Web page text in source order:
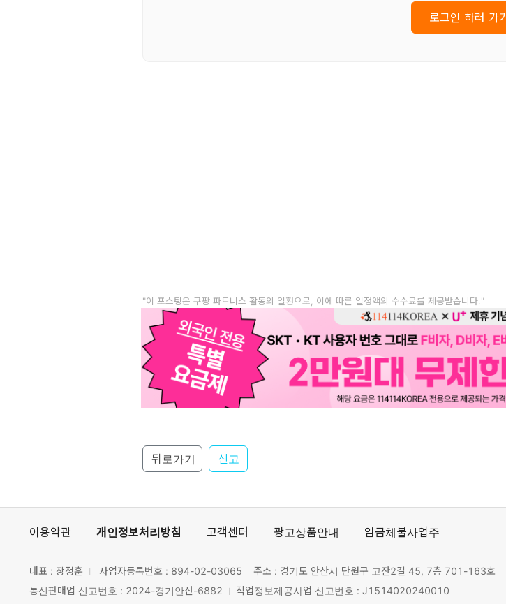
로그인 하러 가기
"이 포스팅은 쿠팡 파트너스 활동의 일환으로, 이에 따른 일정액의 수수료를 제공받습니다."
뒤로가기 신고
이용약관 개인정보처리방침 고객센터 광고상품안내 임금체불사업주
대표 : 장정훈 사업자등록번호 : 894-02-03065
주소 : 경기도 안산시 단원구 고잔2길 45, 7층 701-163호
통신판매업 신고번호 : 2024-경기안산-6882
직업정보제공사업 신고번호 : J1514020240010